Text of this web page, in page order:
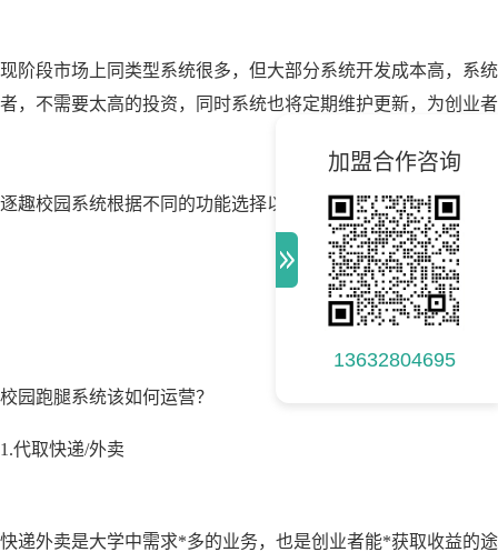
加盟合作咨询
13632804695
现阶段市场上同类型系统很多，但大部分系统开发成本高，系
者，不需要太高的投资，同时系统也将定期维护更新，为创业
逐趣校园 系统根据不同的功能选择以及套餐定制价格不一，千
校园跑腿系统该如何运营？
1.代取快递/外卖
快递外卖是大学中需求*多的业务，也是创业者能*获取收益的